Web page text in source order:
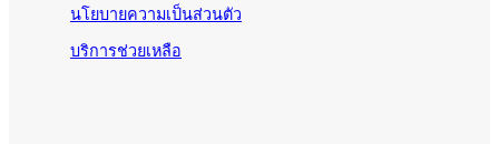
นโยบายความเป็นส่วนตัว
บริการช่วยเหลือ